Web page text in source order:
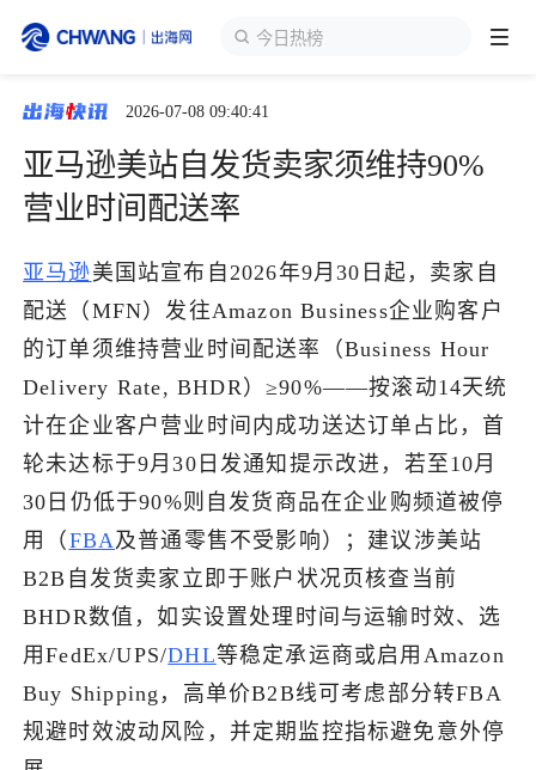
今日热榜
跨境展会
出海服务
出海资讯
跨境报告
出海导航
出海交流群
了解出海网
2026-07-08 09:40:41
亚马逊美站自发货卖家须维持90%
营业时间配送率
亚马逊 美国站宣布自2026年9月30日起，卖家自
配送（MFN）发往Amazon Business企业购客户
的订单须维持营业时间配送率（Business Hour
Delivery Rate, BHDR）≥90%——按滚动14天统
计在企业客户营业时间内成功送达订单占比，首
轮未达标于9月30日发通知提示改进，若至10月
30日仍低于90%则自发货商品在企业购频道被停
用（ FBA及普通零售不受影响）；建议涉美站
B2B自发货卖家立即于账户状况页核查当前
BHDR数值，如实设置处理时间与运输时效、选
用FedEx/UPS/DHL等稳定承运商或启用Amazon
Buy Shipping，高单价B2B线可考虑部分转FBA
规避时效波动风险，并定期监控指标避免意外停